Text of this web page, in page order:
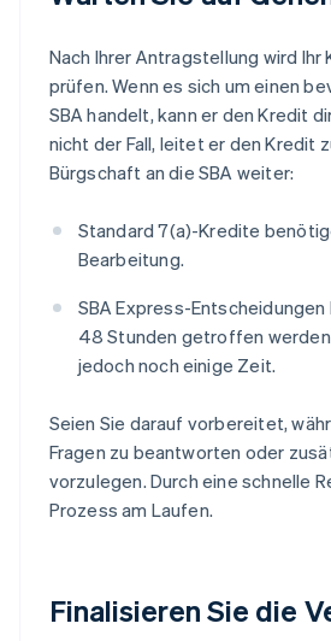
Nach Ihrer Antragstellung wird
prüfen. Wenn es sich um einen
SBA handelt, kann er den Kredit
nicht der Fall, leitet er den Kredit
Bürgschaft an die SBA weiter:
Standard 7(a)-Kredite
Bearbeitung.
SBA Express-
48 Stunden getroffen
jedoch noch einige Zeit.
Seien Sie darauf vorbereitet,
Fragen zu beantworten oder
vorzulegen. Durch eine schnelle
Prozess am Laufen.
Finalisieren Sie die